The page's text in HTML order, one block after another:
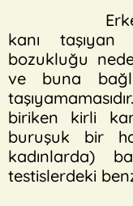
Erkeklerde
kanı taşıyan
bozukluğu
ve buna
biriken kirli
buruşuk bir
kadınlarda)
testislerdeki